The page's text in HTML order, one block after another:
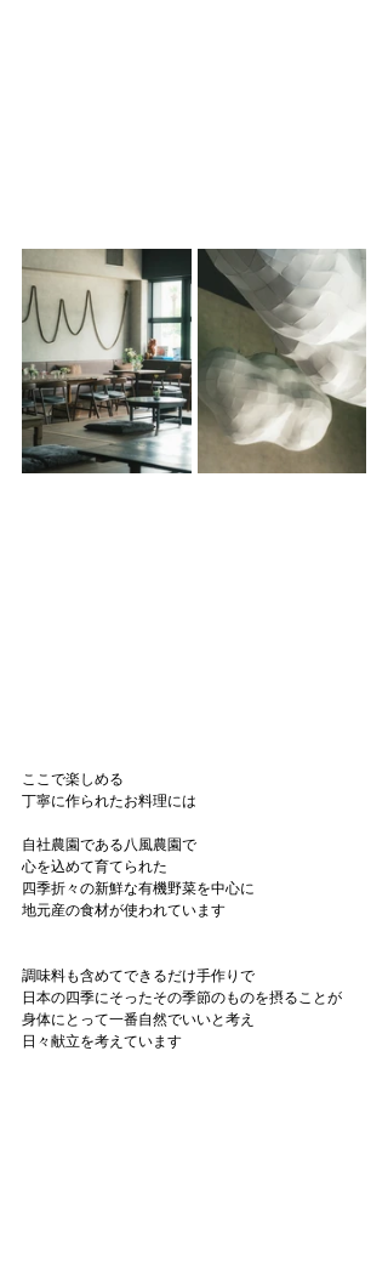
ここで楽しめる
丁寧に作られたお料理には
自社農園である八風農園で
心を込めて育てられた
四季折々の新鮮な有機野菜を中心に
地元産の食材が使われています
調味料も含めてできるだけ手作りで
日本の四季にそったその季節のものを摂ることが
身体にとって一番自然でいいと考え
日々献立を考えています